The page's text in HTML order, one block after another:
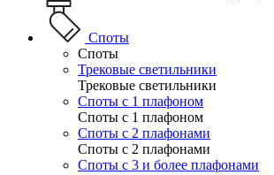
Споты
Споты
Трековые светильники
Трековые светильники
Споты с 1 плафоном
Споты с 1 плафоном
Споты с 2 плафонами
Споты с 2 плафонами
Споты с 3 и более плафонами